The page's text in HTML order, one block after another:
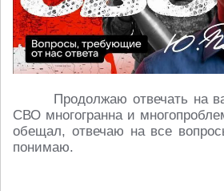
Продолжаю отвечать на
СВО многогранна и
обещал, отвечаю на все
понимаю.